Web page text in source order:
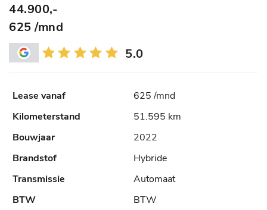
44.900,-
625 /mnd
5.0
625 /mnd
51.595 km
2022
Hybride
Automaat
BTW